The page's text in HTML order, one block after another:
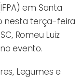
em Santa
nesta terça-feira
Romeu Luiz
evento.
Legumes e